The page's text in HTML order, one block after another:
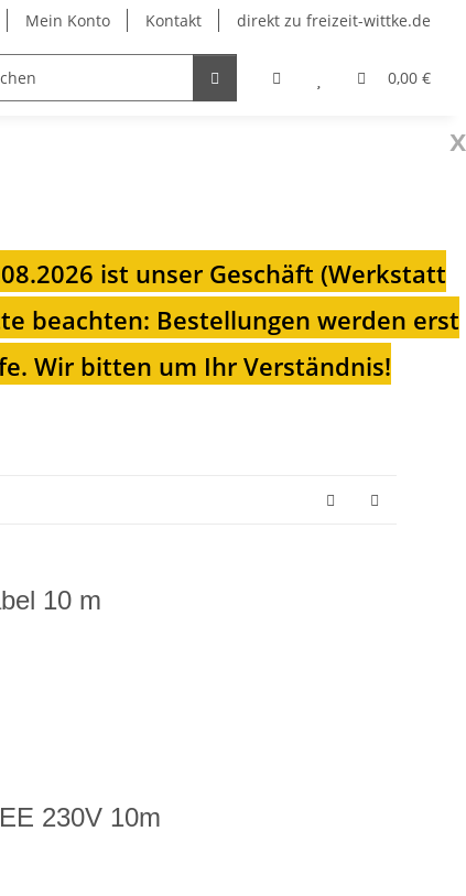
Mein Konto Kontakt direkt zu freizeit-wittke.de
0,00 €
Heizungen für Ihren
x
ist unser Geschäft (Werkstatt
beachten: Bestellungen werden erst
Wir bitten um Ihr Verständnis!
10 m
230V 10m